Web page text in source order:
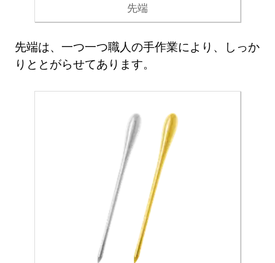
先端
先端は、一つ一つ職人の手作業により、しっか
りととがらせてあります。